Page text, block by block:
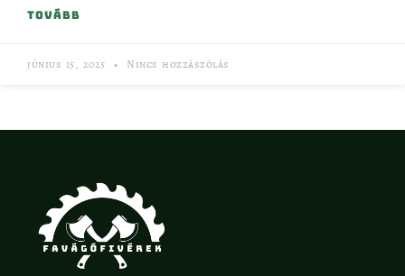
TOVÁBB
június 15, 2025 Nincs hozzászólás